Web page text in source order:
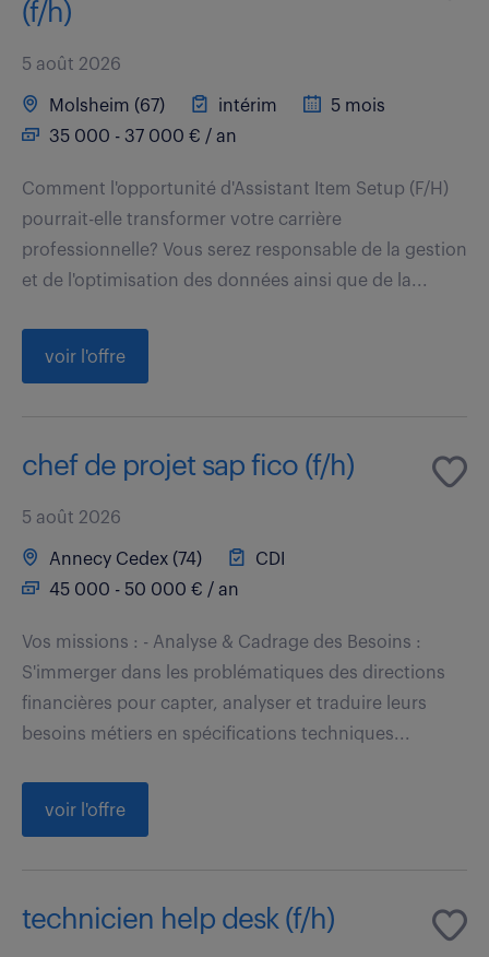
(f/h)
5 août 2026
Molsheim (67) intérim
5 mois
35 000 - 37 000 € / an
Comment l'opportunité d'Assistant Item Setup (F/H)
pourrait-elle transformer votre carrière
professionnelle? Vous serez responsable de la gestion
et de l'optimisation des données ainsi que de la...
voir l'offre
chef de projet sap fico (f/h)
5 août 2026
Annecy Cedex (74)
CDI
45 000 - 50 000 € / an
Vos missions : - Analyse & Cadrage des Besoins :
S'immerger dans les problématiques des directions
financières pour capter, analyser et traduire leurs
besoins métiers en spécifications techniques...
voir l'offre
technicien help desk (f/h)